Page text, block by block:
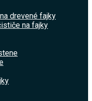
drevené fajky
na fajky